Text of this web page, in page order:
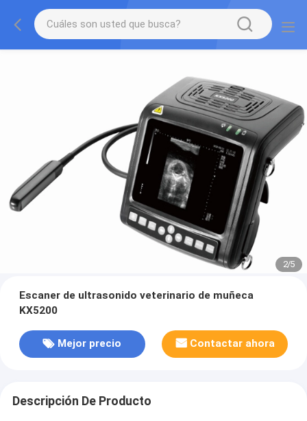
2/5
Escaner de ultrasonido veterinario de muñeca
KX5200
Mejor precio Contactar ahora
Descripción De Producto